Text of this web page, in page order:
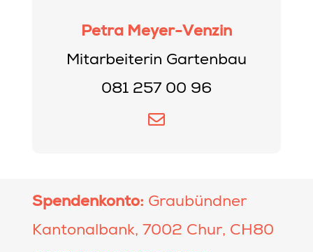
Petra Meyer-Venzin
Mitarbeiterin Gartenbau
081 257 00 96
Spendenkonto: Graubündner
Kantonalbank, 7002 Chur, CH80